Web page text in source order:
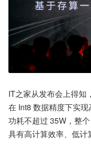
IT之家从发布会上得知
在 Int8 数据精度下实
功耗不超过 35W，整
具有高计算效率、低计